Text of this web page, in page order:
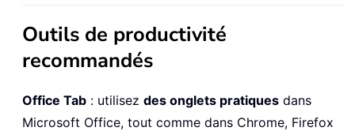
Outils de productivité
recommandés
Office Tab : utilisez des onglets pratiques dans
Microsoft Office, tout comme dans Chrome, Firefox